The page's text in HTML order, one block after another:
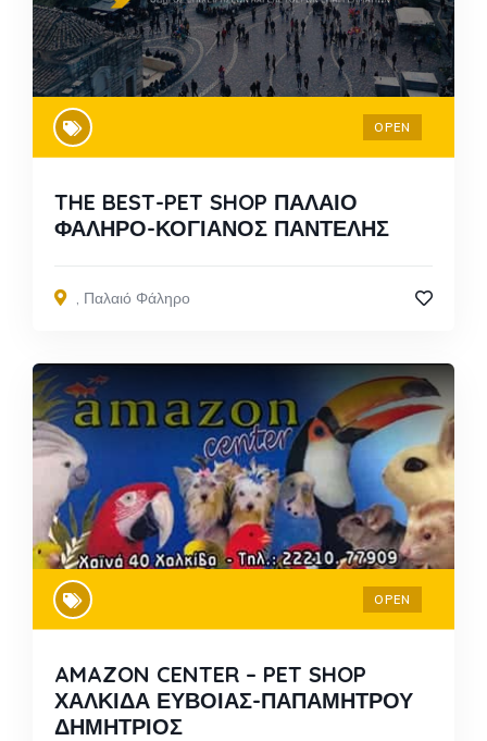
OPEN
THE BEST-PET SHOP ΠΑΛΑΙΟ
ΦΑΛΗΡΟ-ΚΟΓΙΑΝΟΣ ΠΑΝΤΕΛΗΣ
, Παλαιό Φάληρο
OPEN
AMAZON CENTER – PET SHOP
ΧΑΛΚΙΔΑ ΕΥΒΟΙΑΣ-ΠΑΠΑΜΗΤΡΟΥ
ΔΗΜΗΤΡΙΟΣ